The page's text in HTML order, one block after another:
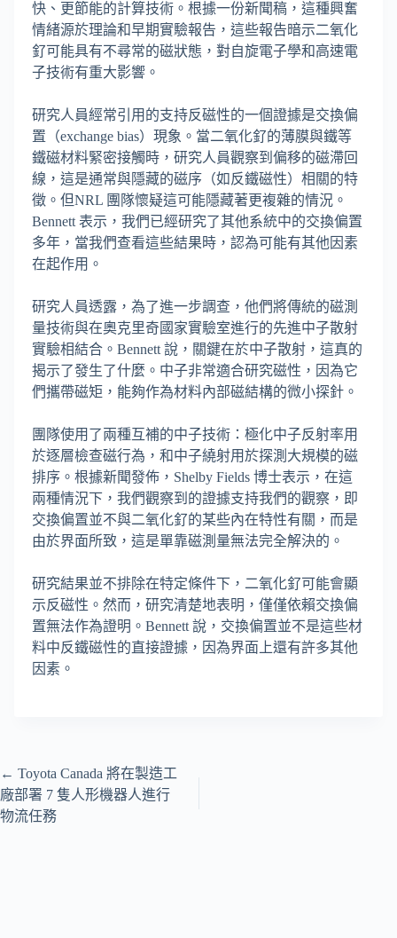
快、更節能的計算技術。根據一份新聞稿，這種興奮
情緒源於理論和早期實驗報告，這些報告暗示二氧化
釕可能具有不尋常的磁狀態，對自旋電子學和高速電
子技術有重大影響。
研究人員經常引用的支持反磁性的一個證據是交換偏
置（exchange bias）現象。當二氧化釕的薄膜與鐵等
鐵磁材料緊密接觸時，研究人員觀察到偏移的磁滯回
線，這是通常與隱藏的磁序（如反鐵磁性）相關的特
徵。但NRL 團隊懷疑這可能隱藏著更複雜的情況。
Bennett 表示，我們已經研究了其他系統中的交換偏置
多年，當我們查看這些結果時，認為可能有其他因素
在起作用。
研究人員透露，為了進一步調查，他們將傳統的磁測
量技術與在奧克里奇國家實驗室進行的先進中子散射
實驗相結合。Bennett 說，關鍵在於中子散射，這真的
揭示了發生了什麼。中子非常適合研究磁性，因為它
們攜帶磁矩，能夠作為材料內部磁結構的微小探針。
團隊使用了兩種互補的中子技術：極化中子反射率用
於逐層檢查磁行為，和中子繞射用於探測大規模的磁
排序。根據新聞發佈，Shelby Fields 博士表示，在這
兩種情況下，我們觀察到的證據支持我們的觀察，即
交換偏置並不與二氧化釕的某些內在特性有關，而是
由於界面所致，這是單靠磁測量無法完全解決的。
研究結果並不排除在特定條件下，二氧化釕可能會顯
示反磁性。然而，研究清楚地表明，僅僅依賴交換偏
置無法作為證明。Bennett 說，交換偏置並不是這些材
料中反鐵磁性的直接證據，因為界面上還有許多其他
因素。
← Toyota Canada 將在製造工
廠部署 7 隻人形機器人進行
物流任務